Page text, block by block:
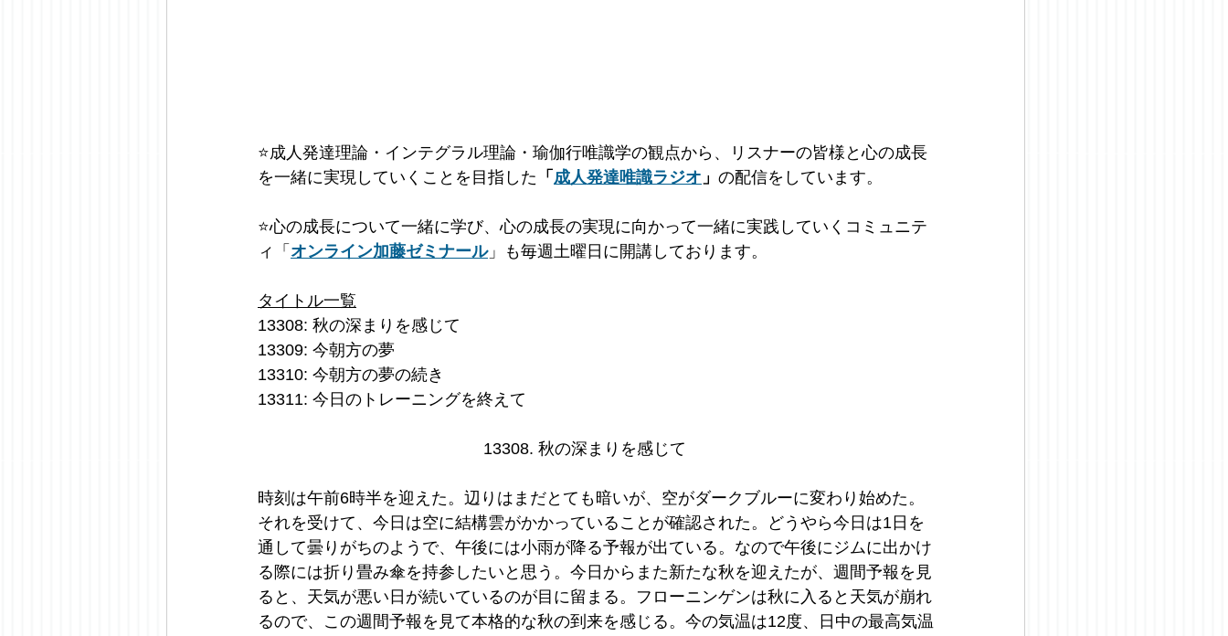
⭐️成人発達理論・インテグラル理論・瑜伽行唯識学の観点から、リスナーの皆様と心の成長
を一緒に実現していくことを目指した 「 成人発達唯識ラジオ 」 の配信をしています。
⭐️心の成長について一緒に学び、心の成長の実現に向かって一緒に実践していくコミュニテ
ィ「 オンライン加藤ゼミナール」も毎週土曜日に開講しております。
タイトル一覧
13308: 秋の深まりを感じて
13309: 今朝方の夢
13310: 今朝方の夢の続き
13311: 今日のトレーニングを終えて
13308. 秋の深まりを感じて
時刻は午前6時半を迎えた。辺りはまだとても暗いが、空がダークブルーに変わり始めた。
それを受けて、今日は空に結構雲がかかっていることが確認された。どうやら今日は1日を
通して曇りがちのようで、午後には小雨が降る予報が出ている。なので午後にジムに出かけ
る際には折り畳み傘を持参したいと思う。今日からまた新たな秋を迎えたが、週間予報を見
ると、天気が悪い日が続いているのが目に留まる。フローニンゲンは秋に入ると天気が崩れ
るので、この週間予報を見て本格的な秋の到来を感じる。今の気温は12度、日中の最高気温